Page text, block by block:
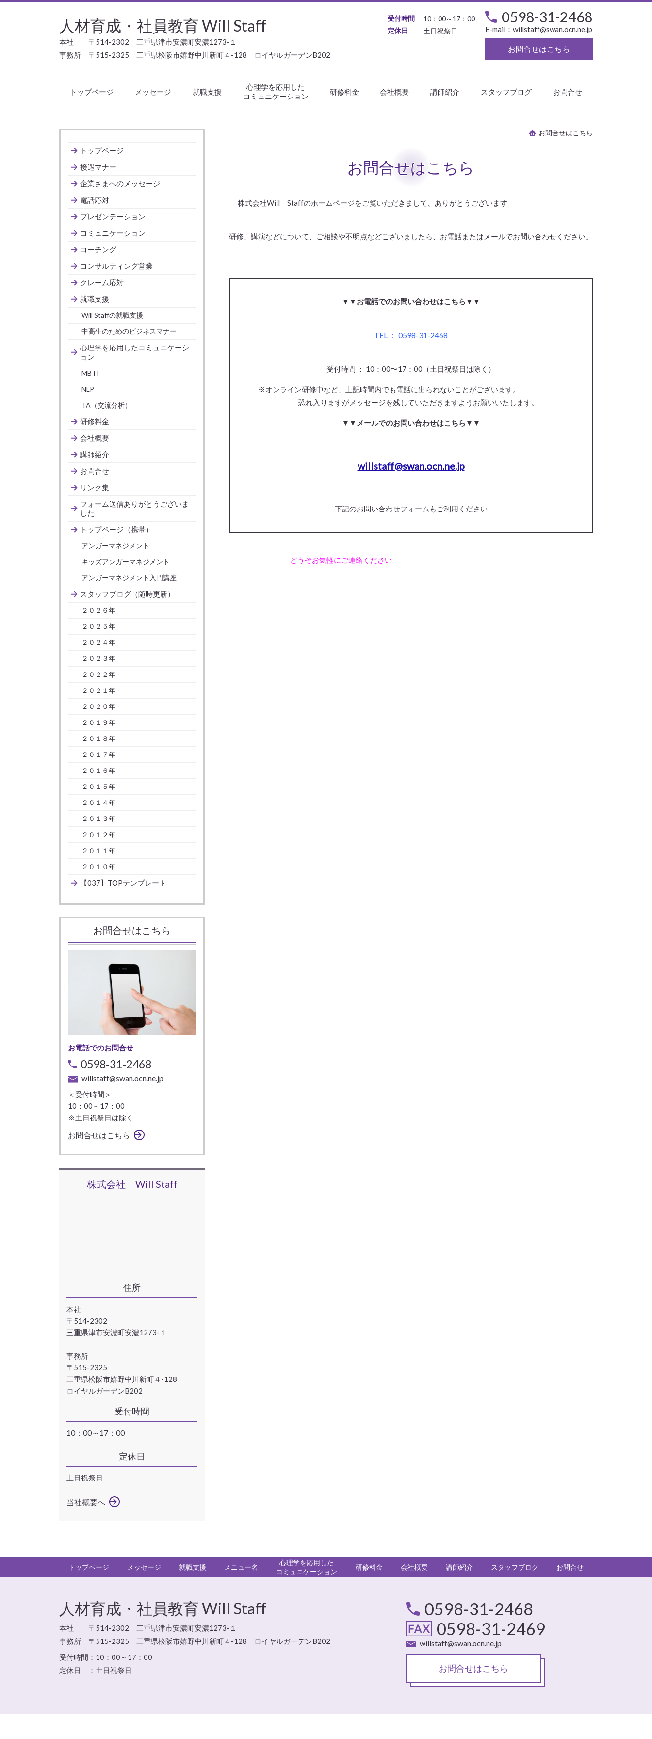
人材育成・社員教育 Will Staff
本社 〒514-2302 三重県津市安濃町安濃1273-１
事務所 〒515-2325 三重県松阪市嬉野中川新町４-128 ロイヤルガーデンB202
受付時間
10：00～17：00
定休日
土日祝祭日
0598-31-2468
E-mail： willstaff@swan.ocn.ne.jp
お問合せはこちら
トップページ メッセージ 就職支援
心理学を応用した
コミュニケーション
研修料金 会社概要 講師紹介 スタッフブログ お問合せ
お問合せはこちら
お問合せはこちら
株式会社Will Staffのホームページをご覧いただきまして、ありがとうございます
研修、講演などについて、ご相談や不明点などございましたら、お電話またはメールでお問い合わせください。
▼▼お電話でのお問い合わせはこちら▼▼
TEL ： 0598-31-2468
受付時間 ： 10：00〜17：00（土日祝祭日は除く）
※オンライン研修中など、上記時間内でも電話に出られないことがございます。
恐れ入りますがメッセージを残していただきますようお願いいたします。
▼▼メールでのお問い合わせはこちら▼▼
willstaff@swan.ocn.ne.jp
下記のお問い合わせフォームもご利用ください
どうぞお気軽にご連絡ください
トップページ
接遇マナー
企業さまへのメッセージ
電話応対
プレゼンテーション
コミュニケーション
コーチング
コンサルティング営業
クレーム応対
就職支援
Will Staffの就職支援
中高生のためのビジネスマナー
心理学を応用したコミュニケーシ
ョン
MBTI
NLP
TA（交流分析）
研修料金
会社概要
講師紹介
お問合せ
リンク集
フォーム送信ありがとうございま
した
トップページ（携帯）
アンガーマネジメント
キッズアンガーマネジメント
アンガーマネジメント入門講座
スタッフブログ（随時更新）
２０２６年
２０２５年
２０２４年
２０２３年
２０２２年
２０２１年
２０２０年
２０１９年
２０１８年
２０１７年
２０１６年
２０１５年
２０１４年
２０１３年
２０１２年
２０１１年
２０１０年
【037】TOPテンプレート
お問合せはこちら
お電話でのお問合せ
0598-31-2468
willstaff@swan.ocn.ne.jp
＜受付時間＞
10：00～17：00
※土日祝祭日は除く
お問合せはこちら
株式会社 Will Staff
住所
本社
〒514-2302
三重県津市安濃町安濃1273-１
事務所
〒515-2325
三重県松阪市嬉野中川新町４-128
ロイヤルガーデンB202
受付時間
10：00～17：00
定休日
土日祝祭日
当社概要へ
トップページ メッセージ 就職支援 メニュー名
心理学を応用した
コミュニケーション
研修料金 会社概要 講師紹介 スタッフブログ お問合せ
人材育成・社員教育 Will Staff
本社 〒514-2302 三重県津市安濃町安濃1273-１
事務所 〒515-2325 三重県松阪市嬉野中川新町４-128 ロイヤルガーデンB202
受付時間： 10：00～17：00
定休日 ： 土日祝祭日
0598-31-2468
0598-31-2469
willstaff@swan.ocn.ne.jp
お問合せはこちら